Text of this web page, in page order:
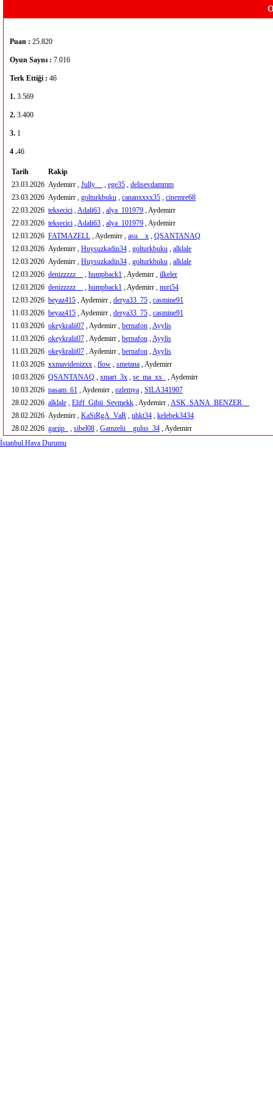
Puan : 25.820
Oyun Sayısı : 7.016
Terk Ettiği : 46
1. 3.569
2. 3.400
3. 1
4 .46
Tarih
Rakip
23.03.2026 Aydemirr , Jully__ , ege35 , delisevdammm
23.03.2026 Aydemirr , golturkbuku , cananxxxx35 , cinemre68
22.03.2026 teksecici ,Adali63 , alya_101979 , Aydemirr
22.03.2026 teksecici ,Adali63 , alya_101979 , Aydemirr
12.03.2026 FATMAZELL , Aydemirr , asu__x , QSANTANAQ
12.03.2026 Aydemirr , Huysuzkadin34 , golturkbuku , alklale
12.03.2026 Aydemirr , Huysuzkadin34 , golturkbuku , alklale
12.03.2026 denizzzzz__ , humpback1 , Aydemirr , ilkeler
12.03.2026 denizzzzz__ , humpback1 , Aydemirr , nuri54
12.03.2026 beyaz415 , Aydemirr , derya33_75 , casmine91
11.03.2026 beyaz415 , Aydemirr , derya33_75 , casmine91
11.03.2026 okeykralii07 , Aydemirr , bernafon ,Ayylis
11.03.2026 okeykralii07 , Aydemirr , bernafon ,Ayylis
11.03.2026 okeykralii07 , Aydemirr , bernafon ,Ayylis
11.03.2026 xxmavidenizxx , flow , smetana , Aydemirr
10.03.2026 QSANTANAQ , xmart_3x , se_ma_xx_
, Aydemirr
10.03.2026 pasam_61 , Aydemirr , ozlemya , SILA341907
28.02.2026 alklale , Eliff_Gibii_Sevmekk , Aydemirr ,ASK_SANA_BENZER__
28.02.2026 Aydemirr , KaSiRgA_VaR , nhkt34 , kelebek3434
28.02.2026 gariip_ , sibel08 , Gamzelii__gulus_34 , Aydemirr
İstanbul Hava Durumu